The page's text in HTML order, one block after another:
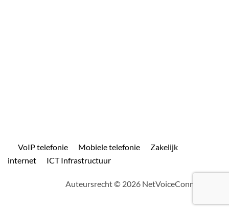
VoIP telefonie Mobiele telefonie
Zakelijk
internet
ICT Infrastructuur
Auteursrecht © 2026 NetVoiceConnect.com